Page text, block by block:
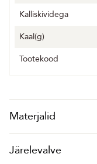
Kalliskividega
Kaal(g)
Tootekood
Materjalid
Järelevalve